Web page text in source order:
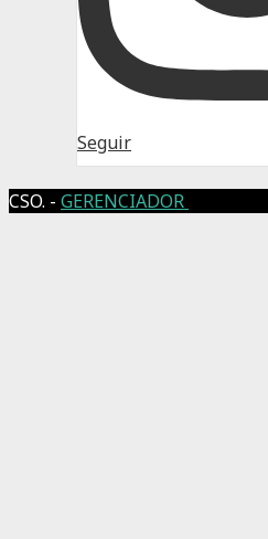
Seguir
CSO. - GERENCIADOR